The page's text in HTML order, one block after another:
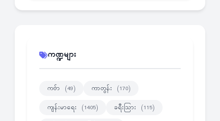
ကဏ္ဍများ
ကဗ်ာ (49) ကာတွန်း (170)
ကျန်းမာရေး (1405) ခရီးသြား (115)